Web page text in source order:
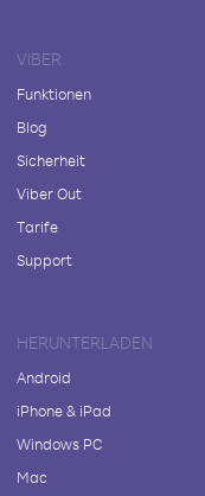
VIBER
Funktionen
Blog
Sicherheit
Viber Out
Tarife
Support
HERUNTERLADEN
Android
iPhone & iPad
Windows PC
Mac